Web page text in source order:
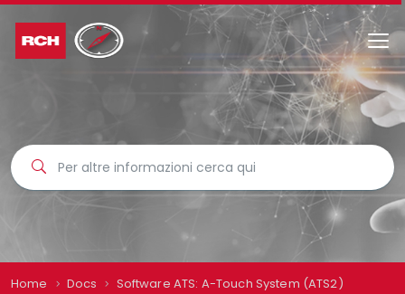
Home Docs
Software ATS: A-Touch System (ATS2)